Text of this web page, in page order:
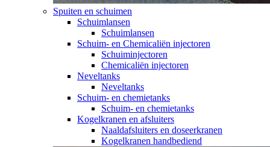
Spuiten en schuimen
Schuimlansen
Schuimlansen
Schuim- en Chemicaliën injectoren
Schuiminjectoren
Chemicaliën injectoren
Neveltanks
Neveltanks
Schuim- en chemietanks
Schuim- en chemietanks
Kogelkranen en afsluiters
Naaldafsluiters en doseerkranen
Kogelkranen handbediend